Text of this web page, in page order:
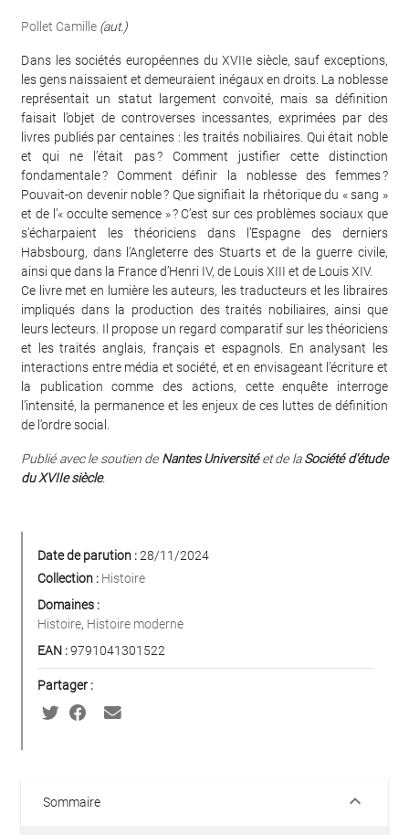
Pollet Camille (aut.)
D ans les sociétés européennes du XVIIe siècle, sauf exceptions,
les gens naissaient et demeuraient inégaux en droits. La noblesse
représentait un statut largement convoité, mais sa définition
faisait l’objet de controverses incessantes, exprimées par des
livres publiés par centaines : les traités nobiliaires. Qui était noble
et qui ne l’était pas ? Comment justifier cette distinction
fondamentale ? Comment définir la noblesse des femmes ?
Pouvait-on devenir noble ? Que signifiait la rhétorique du « sang »
et de l’« occulte semence » ? C’est sur ces problèmes sociaux que
s’écharpaient les théoriciens dans l’Espagne des derniers
Habsbourg, dans l’Angleterre des Stuarts et de la guerre civile,
ainsi que dans la France d’Henri IV, de Louis XIII et de Louis XIV.
Ce livre met en lumière les auteurs, les traducteurs et les libraires
impliqués dans la production des traités nobiliaires, ainsi que
leurs lecteurs. Il propose un regard comparatif sur les théoriciens
et les traités anglais, français et espagnols. En analysant les
interactions entre média et société, et en envisageant l’écriture et
la publication comme des actions, cette enquête interroge
l’intensité, la permanence et les enjeux de ces luttes de définition
de l’ordre social.
Publié avec le soutien de Nantes Universitéet de laSociété d'étude
du XVIIe siècle.
Date de parution :28/11/2024
Collection : Histoire
Domaines :
Histoire, Histoire moderne
EAN :9791041301522
Partager :
Sommaire keyboard_arrow_down